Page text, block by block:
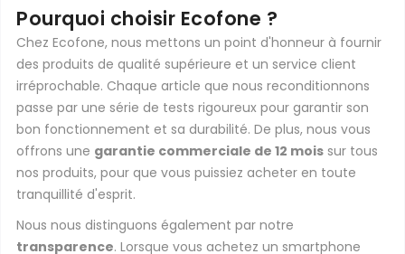
Pourquoi choisir Ecofone ?
Chez Ecofone, nous mettons un point d'honneur à fournir
des produits de qualité supérieure et un service client
irréprochable. Chaque article que nous reconditionnons
passe par une série de tests rigoureux pour garantir son
bon fonctionnement et sa durabilité. De plus, nous vous
offrons une garantie commerciale de 12 mois sur tous
nos produits, pour que vous puissiez acheter en toute
tranquillité d'esprit.
Nous nous distinguons également par notre
transparence. Lorsque vous achetez un smartphone